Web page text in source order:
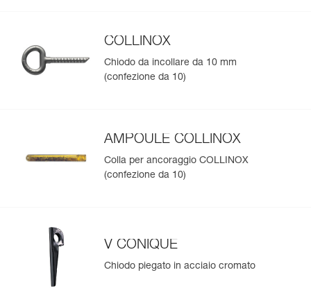
COLLINOX
Chiodo da incollare da 10 mm
(confezione da 10)
AMPOULE COLLINOX
Colla per ancoraggio COLLINOX
(confezione da 10)
V CONIQUE
Chiodo piegato in acciaio cromato